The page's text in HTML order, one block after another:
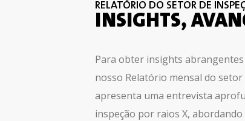
RELATÓRIO DO SETOR DE
INSIGHTS,
Para obter insights
nosso Relatório mensal do setor
apresenta uma entrevista
inspeção por raios X,